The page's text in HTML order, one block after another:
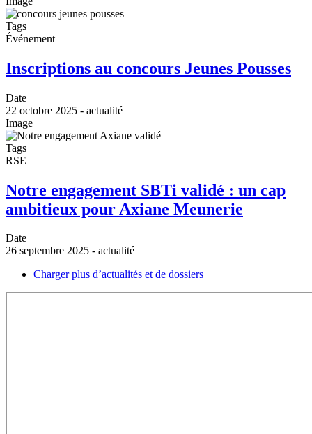
Tags
Événement
Inscriptions au concours Jeunes Pousses
Date
22 octobre 2025 - actualité
Image
Tags
RSE
Notre engagement SBTi validé : un cap
ambitieux pour Axiane Meunerie
Date
26 septembre 2025 - actualité
Charger plus d’actualités et de dossiers